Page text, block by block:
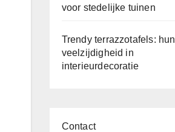
voor stedelijke tuinen
Trendy terrazzotafels: hun
veelzijdigheid in
interieurdecoratie
Contact